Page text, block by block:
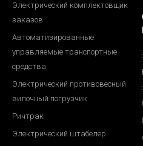
Электрический комплектовщик
заказов
Автоматизированные
управляемые транспортные
средства
Электрический противовесный
вилочный погрузчик
Ричтрак
Электрический штабелер